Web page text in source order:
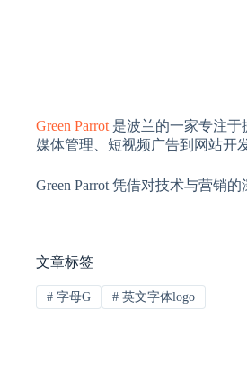
Green Parrot 是波兰的一家专注
媒体管理、短视频广告到网站开
Green Parrot 凭借对技术与营销
文章标签
#字母G #英文字体logo